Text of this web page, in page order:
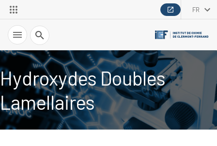
FR
Recherche
Hydroxydes Doubles
Lamellaires